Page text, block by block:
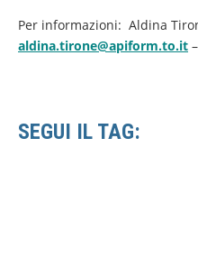
Per informazioni: Aldina
aldina.tirone@apiform.to.it
SEGUI IL TAG: